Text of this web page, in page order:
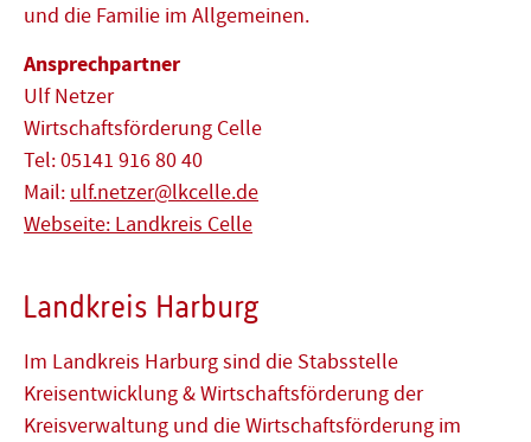
und die Familie im Allgemeinen.
Ansprechpartner
Ulf Netzer
Wirtschaftsförderung Celle
Tel: 05141 916 80 40
Mail: ulf.netzer@lkcelle.de
Webseite: Landkreis Celle
Landkreis Harburg
Im Landkreis Harburg sind die Stabsstelle
Kreisentwicklung & Wirtschaftsförderung der
Kreisverwaltung und die Wirtschaftsförderung im